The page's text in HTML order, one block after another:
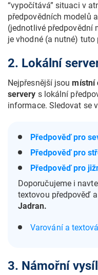
“vypočítává” situaci v
předpovědních modelů
(jednotlivé předpovědní
je vhodné (a nutné) tuto
2. Lokální
Nejpřesnější jsoumístní
servery s lokální
informace. Sledovat se
Předpověď pro
Předpověď pro
Předpověď pro
Doporučujeme i
textovou předpověď
Jadran.
Varování a
3. Námořní